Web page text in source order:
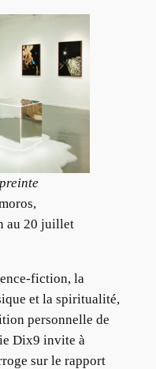
au 20 juillet
fiction, la
et la spiritualité,
personnelle de
Dix9 invite à
sur le rapport